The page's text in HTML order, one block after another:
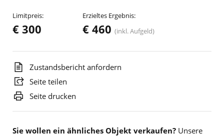
Limitpreis:
€ 300
Erzieltes Ergebnis:
€ 460 (inkl. Aufgeld)
Zustandsbericht anfordern
Seite teilen
Seite drucken
Sie wollen ein ähnliches Objekt verkaufen? Unsere